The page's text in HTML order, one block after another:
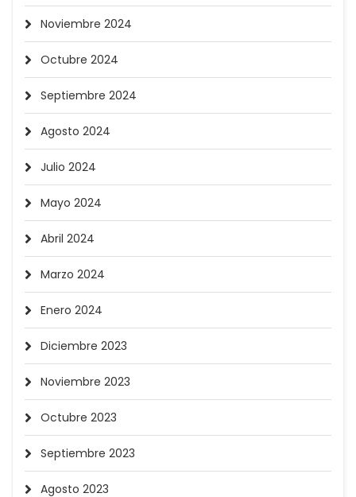
Noviembre 2024
Octubre 2024
Septiembre 2024
Agosto 2024
Julio 2024
Mayo 2024
Abril 2024
Marzo 2024
Enero 2024
Diciembre 2023
Noviembre 2023
Octubre 2023
Septiembre 2023
Agosto 2023